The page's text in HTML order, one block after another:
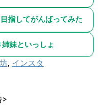
指してがんばってみた
妹といっしょ
, インスタ
>